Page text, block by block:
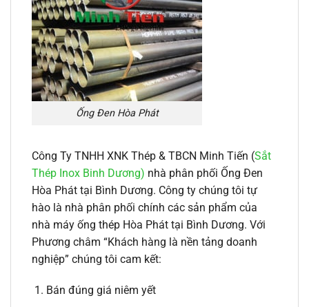
Ống Đen Hòa Phát
Công Ty TNHH XNK Thép & TBCN Minh Tiến (Sắt
Thép Inox Binh Dương) nhà phân phối Ống Đen
Hòa Phát tại Bình Dương. Công ty chúng tôi tự
hào là nhà phân phối chính các sản phẩm của
nhà máy ống thép Hòa Phát tại Bình Dương. Với
Phương châm “Khách hàng là nền tảng doanh
nghiệp” chúng tôi cam kết:
Bán đúng giá niêm yết